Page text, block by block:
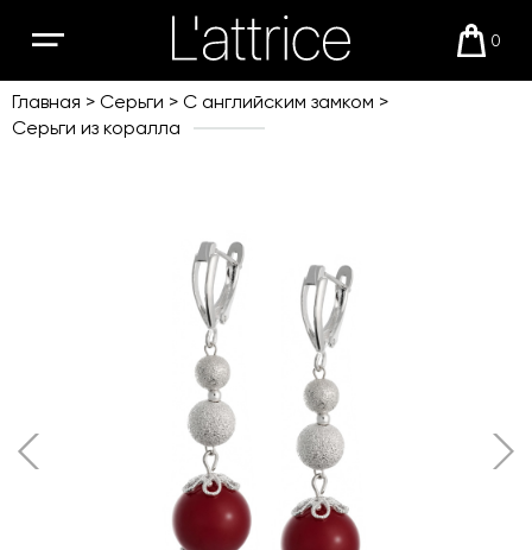
Открыть
0
Главная Серьги
С английским замком
Серьги из коралла